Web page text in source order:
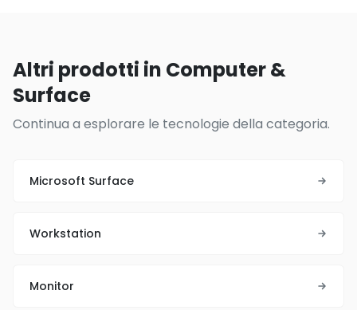
Altri prodotti in Computer &
Surface
Continua a esplorare le tecnologie della categoria.
Microsoft Surface
Workstation
Monitor